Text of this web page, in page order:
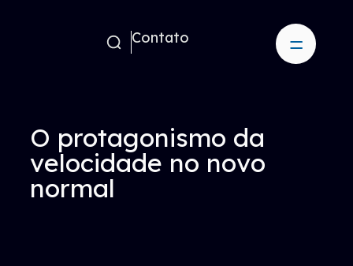
Contato
O protagonismo da
velocidade no novo
normal